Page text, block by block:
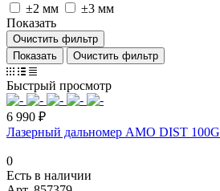
±2 мм
±3 мм
Показать
Очистить фильтр
Очистить фильтр
Быстрый просмотр
6 990 ₽
Лазерный дальномер AMO DIST 100G
0
Есть в наличии